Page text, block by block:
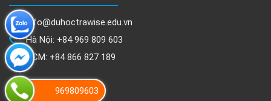
info@duhoctrawise.edu.vn
Hà Nội: +84 969 809 603
HCM: +84 866 827 189
969809603